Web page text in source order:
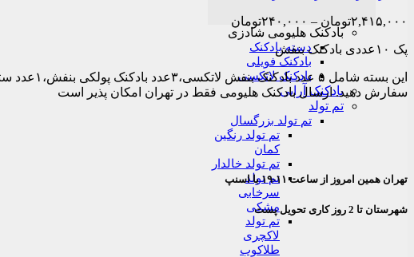
بادکنک هلیومی شادزی
دسته بادکنک
بادکنک فویلی
بادکنک لاتکسی
بادکنک آرایی
تم تولد
تم تولد بزرگسال
تم تولد رنگین
کمان
تم تولد خالدار
تم تولد
سرخابی
مشکی
تم تولد
لاکچری
طلاکوب
۲,۴۱۵,۰۰۰تومان – ۲۴۰,۰۰۰تومان
range:
۲,۴۱۵,۰۰۰تومان
پک ۱۰عددی بادکنک بنفش
سفارش دهید. ارسال بادکنک هلیومی فقط در تهران امکان پذیر است
تهران همین امروز از ساعت ۱۱-۱۹ با اسنپ
شهرستان تا 2 روز کاری تحویل پست